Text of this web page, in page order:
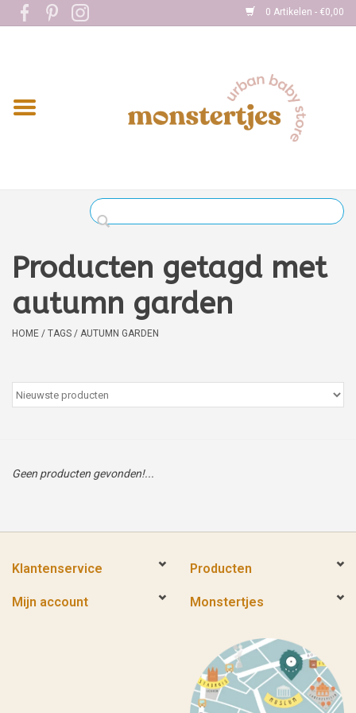
0 Artikelen - €0,00
Home
Kleding
Boekjes
kaartjes
Sales
Merken
Producten getagd met
autumn garden
HOME / TAGS / AUTUMN GARDEN
Geen producten gevonden!...
Klantenservice Producten
Mijn account Monstertjes